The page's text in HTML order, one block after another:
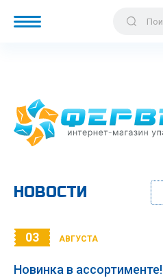
НОВОСТИ
03 АВГУСТА
Новинка в ассортименте!